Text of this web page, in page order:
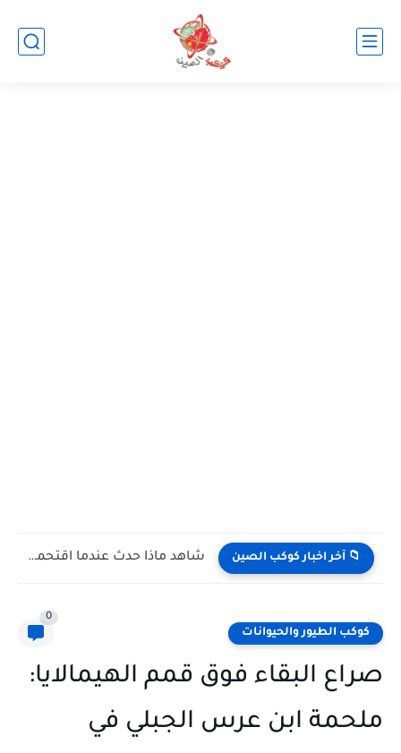
📁 آخر اخبار كوكب الصين شاهد كيف يتغلب النمس على الكوبرا في مواجهة تعتمد على...
كوكب الطيور والحيوانات
0
صراع البقاء فوق قمم الهيمالايا:
ملحمة ابن عرس الجبلي في